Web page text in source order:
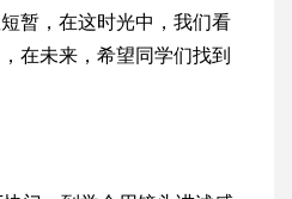
暂，在这时光中，我们看
在未来，希望同学们找到